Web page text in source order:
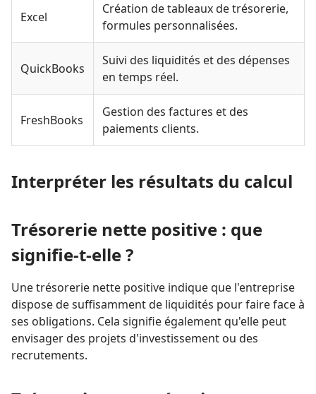
Excel
Création de tableaux de trésorerie,
formules personnalisées.
QuickBooks
Suivi des liquidités et des dépenses
en temps réel.
FreshBooks
Gestion des factures et des
paiements clients.
Interpréter les résultats du calcul
Trésorerie nette positive : que
signifie-t-elle ?
Une trésorerie nette positive indique que l'entreprise
dispose de suffisamment de liquidités pour faire face à
ses obligations. Cela signifie également qu'elle peut
envisager des projets d'investissement ou des
recrutements.